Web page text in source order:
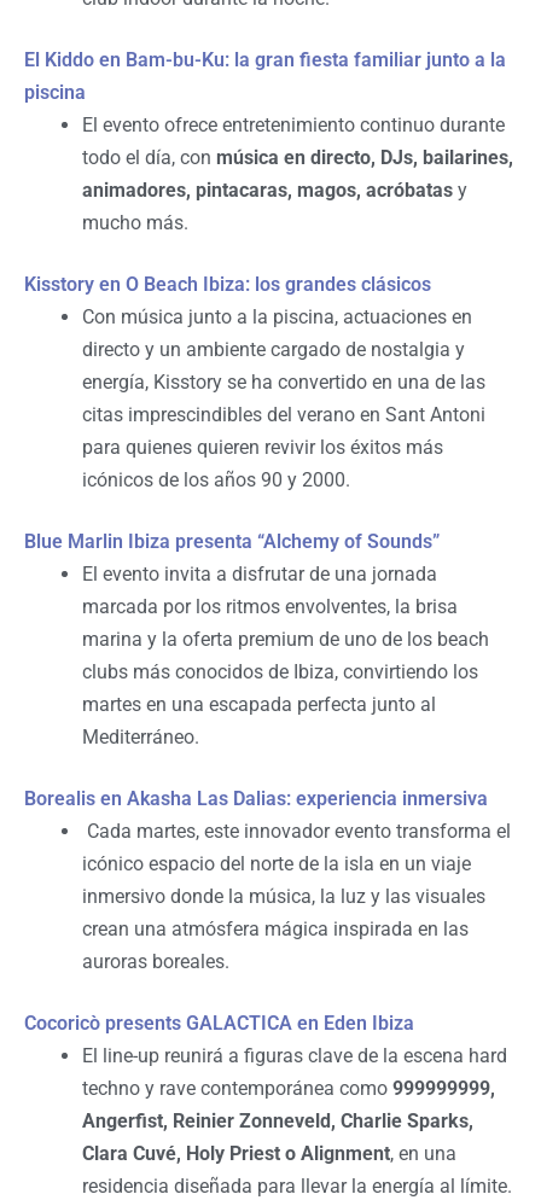
El Kiddo en Bam-bu-Ku: la gran fiesta familiar junto a la
piscina
El evento ofrece entretenimiento continuo durante
todo el día, con música en directo, DJs, bailarines,
animadores, pintacaras, magos, acróbatas y
mucho más.
Kisstory en O Beach Ibiza: los grandes clásicos
Con música junto a la piscina, actuaciones en
directo y un ambiente cargado de nostalgia y
energía, Kisstory se ha convertido en una de las
citas imprescindibles del verano en Sant Antoni
para quienes quieren revivir los éxitos más
icónicos de los años 90 y 2000.
Blue Marlin Ibiza presenta “Alchemy of Sounds”
El evento invita a disfrutar de una jornada
marcada por los ritmos envolventes, la brisa
marina y la oferta premium de uno de los beach
clubs más conocidos de Ibiza, convirtiendo los
martes en una escapada perfecta junto al
Mediterráneo.
Borealis en Akasha Las Dalias: experiencia inmersiva
Cada martes, este innovador evento transforma el
icónico espacio del norte de la isla en un viaje
inmersivo donde la música, la luz y las visuales
crean una atmósfera mágica inspirada en las
auroras boreales.
Cocoricò presents GALACTICA en Eden Ibiza
El line-up reunirá a figuras clave de la escena hard
techno y rave contemporánea como 999999999,
Angerfist, Reinier Zonneveld, Charlie Sparks,
Clara Cuvé, Holy Priest o Alignment, en una
residencia diseñada para llevar la energía al límite.